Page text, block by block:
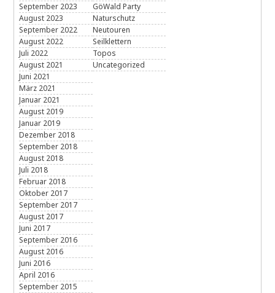
September 2023
August 2023
September 2022
August 2022
Juli 2022
August 2021
Juni 2021
März 2021
Januar 2021
August 2019
Januar 2019
Dezember 2018
September 2018
August 2018
Juli 2018
Februar 2018
Oktober 2017
September 2017
August 2017
Juni 2017
September 2016
August 2016
Juni 2016
April 2016
September 2015
GöWald Party
Naturschutz
Neutouren
Seilklettern
Topos
Uncategorized